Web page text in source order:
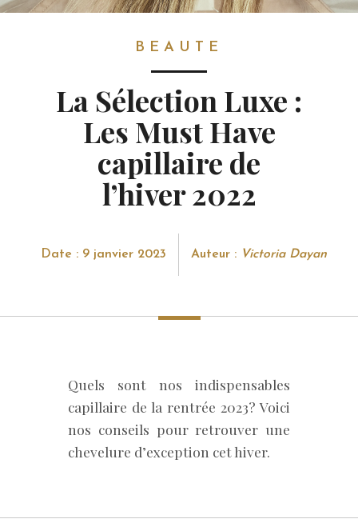
BEAUTE
La Sélection Luxe :
Les Must Have
capillaire de
l’hiver 2022
Date : 9 janvier 2023 Auteur : Victoria Dayan
Quels sont nos indispensables
capillaire de la rentrée 2023? Voici
nos conseils pour retrouver une
chevelure d’exception cet hiver.